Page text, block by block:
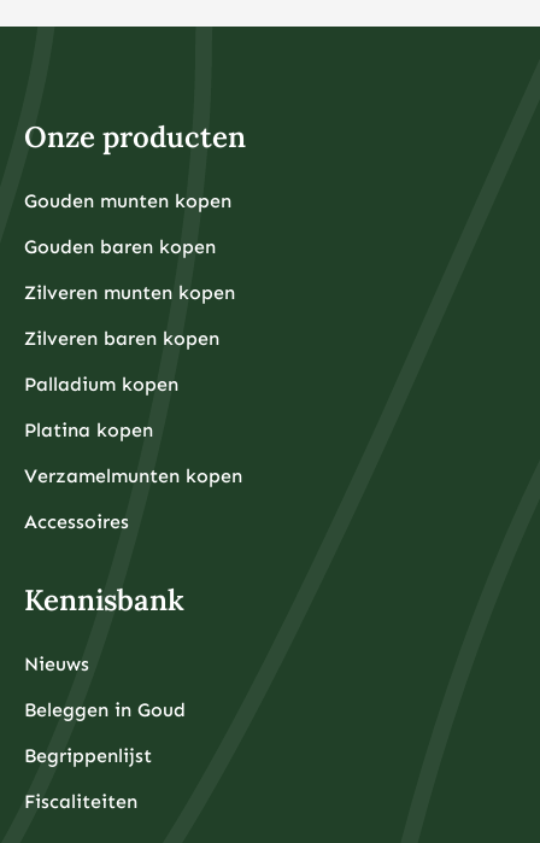
Onze producten
Gouden munten kopen
Gouden baren kopen
Zilveren munten kopen
Zilveren baren kopen
Palladium kopen
Platina kopen
Verzamelmunten kopen
Accessoires
Kennisbank
Nieuws
Beleggen in Goud
Begrippenlijst
Fiscaliteiten